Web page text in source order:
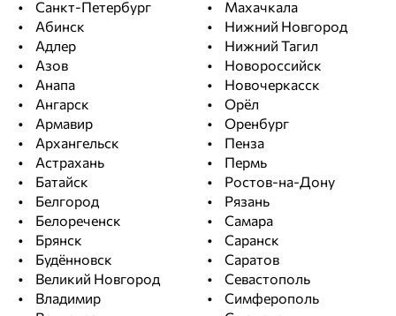
Санкт-Петербург
Абинск
Адлер
Азов
Анапа
Ангарск
Армавир
Архангельск
Астрахань
Батайск
Белгород
Белореченск
Брянск
Будённовск
Великий Новгород
Владимир
Махачкала
Нижний Новгород
Нижний Тагил
Новороссийск
Новочеркасск
Орёл
Оренбург
Пенза
Пермь
Ростов-на-Дону
Рязань
Самара
Саранск
Саратов
Севастополь
Симферополь